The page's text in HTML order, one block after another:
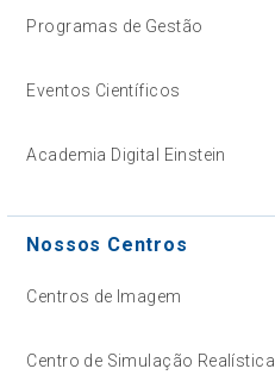
Programas de Gestão
Eventos Científicos
Academia Digital Einstein
Nossos Centros
Centros de Imagem
Centro de Simulação Realística